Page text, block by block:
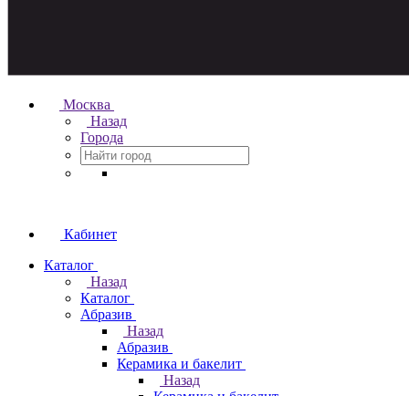
Москва
Назад
Города
Кабинет
Каталог
Назад
Каталог
Абразив
Назад
Абразив
Керамика и бакелит
Назад